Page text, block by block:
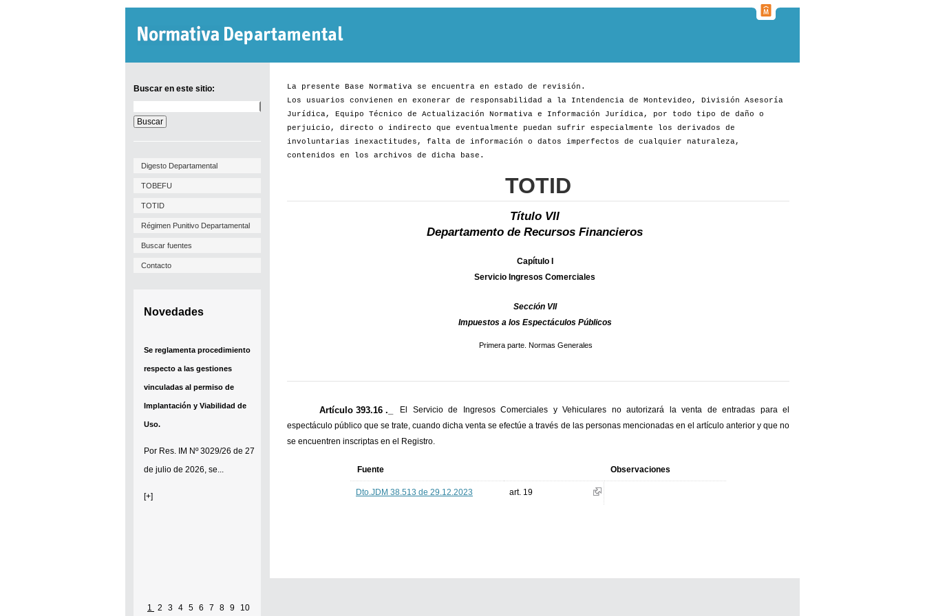
Buscar en este sitio:
en
este
sitio:
Digesto Departamental
TOBEFU
TOTID
Régimen Punitivo Departamental
Buscar fuentes
Contacto
Novedades
Se reglamenta procedimiento
respecto a las gestiones
vinculadas al permiso de
Implantación y Viabilidad de
Uso.
Por Res. IM Nº 3029/26 de 27
de julio de 2026, se...
[+]
1 2 3 4 5 6 7 8 9 10
La presente Base Normativa se encuentra en estado de revisión.
Los usuarios convienen en exonerar de responsabilidad a la Intendencia de Montevideo, División Asesoría
Jurídica, Equipo Técnico de Actualización Normativa e Información Jurídica, por todo tipo de daño o
perjuicio, directo o indirecto que eventualmente puedan sufrir especialmente los derivados de
involuntarias inexactitudes, falta de información o datos imperfectos de cualquier naturaleza,
contenidos en los archivos de dicha base.
TOTID
Título VII
Departamento de Recursos Financieros
Capítulo I
Servicio Ingresos Comerciales
Sección VII
Impuestos a los Espectáculos Públicos
Primera parte. Normas Generales
Artículo 393.16 ._
El Servicio de Ingresos Comerciales y Vehiculares no autorizará la venta de entradas para el
espectáculo público que se trate, cuando dicha venta se efectúe a través de las personas mencionadas en el artículo anterior y que no
se encuentren inscriptas en el Registro.
Fuente Observaciones
Dto.JDM 38.513 de 29.12.2023 art. 19